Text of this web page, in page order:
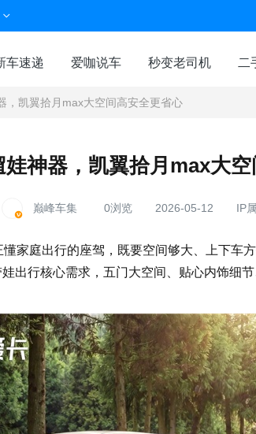
车速递 爱咖说车 秒变老司机 二
，凯翼拾月max大空间高安全更省心
娃神器，凯翼拾月max大
巅峰车集 0浏览 2026-05-12 IP
家庭出行的座驾，既要空间够大、上下车
出行核心需求，五门大空间、贴心内饰细